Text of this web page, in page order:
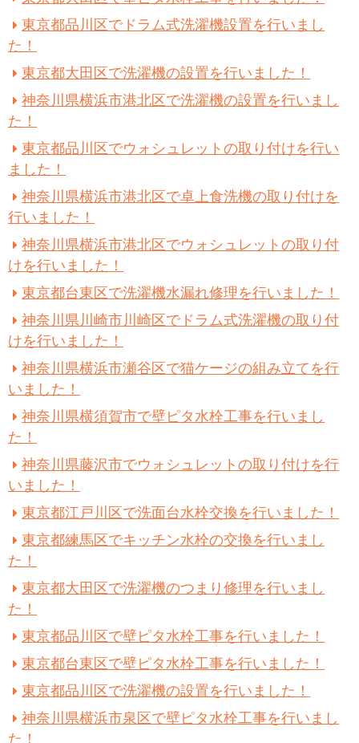
東京都品川区でドラム式洗濯機設置を行いまし
た！
東京都大田区で洗濯機の設置を行いました！
神奈川県横浜市港北区で洗濯機の設置を行いまし
た！
東京都品川区でウォシュレットの取り付けを行い
ました！
神奈川県横浜市港北区で卓上食洗機の取り付けを
行いました！
神奈川県横浜市港北区でウォシュレットの取り付
けを行いました！
東京都台東区で洗濯機水漏れ修理を行いました！
神奈川県川崎市川崎区でドラム式洗濯機の取り付
けを行いました！
神奈川県横浜市瀬谷区で猫ケージの組み立てを行
いました！
神奈川県横須賀市で壁ピタ水栓工事を行いまし
た！
神奈川県藤沢市でウォシュレットの取り付けを行
いました！
東京都江戸川区で洗面台水栓交換を行いました！
東京都練馬区でキッチン水栓の交換を行いまし
た！
東京都大田区で洗濯機のつまり修理を行いまし
た！
東京都品川区で壁ピタ水栓工事を行いました！
東京都台東区で壁ピタ水栓工事を行いました！
東京都品川区で洗濯機の設置を行いました！
神奈川県横浜市泉区で壁ピタ水栓工事を行いまし
た！